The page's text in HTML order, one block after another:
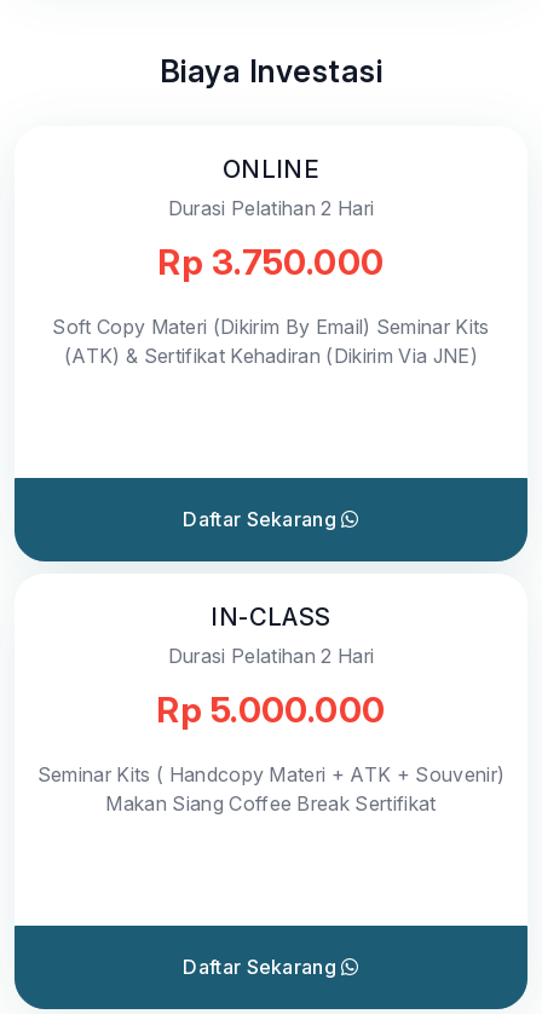
Biaya Investasi
ONLINE
Durasi Pelatihan 2 Hari
Rp 3.750.000
Soft Copy Materi (Dikirim By Email) Seminar Kits
(ATK) & Sertifikat Kehadiran (Dikirim Via JNE)
Daftar Sekarang
IN-CLASS
Durasi Pelatihan 2 Hari
Rp 5.000.000
Seminar Kits ( Handcopy Materi + ATK + Souvenir)
Makan Siang Coffee Break Sertifikat
Daftar Sekarang